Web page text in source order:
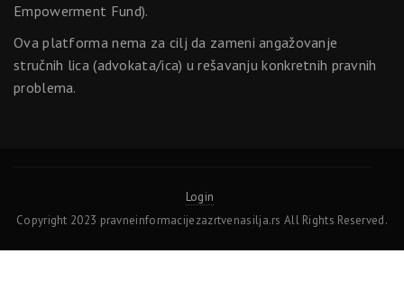
Empowerment Fund).
Ova platforma nema za cilj da zameni angažovanje
stručnih lica (advokata/ica) u rešavanju konkretnih pravnih
problema.
Login
Copyright 2023 pravneinformacijezazrtvenasilja.rs All Rights Reserved.